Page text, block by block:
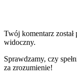
Twój komentarz został
widoczny.
Sprawdzamy, czy
za zrozumienie!